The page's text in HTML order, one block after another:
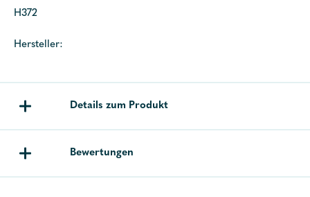
H372
Hersteller:
Details zum Produkt
Bewertungen